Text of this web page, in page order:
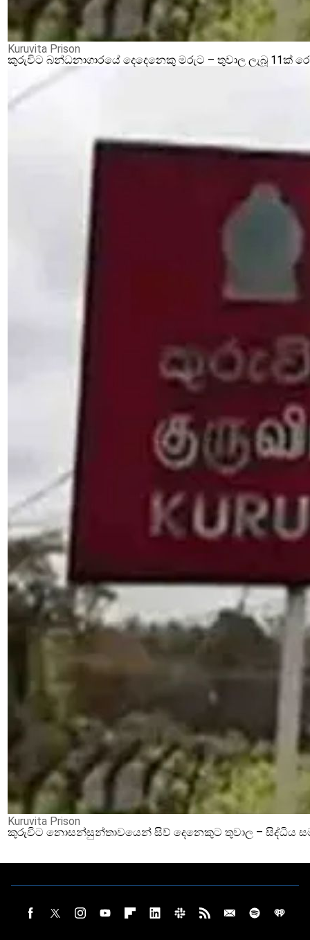
Kuruvita Prison
කුරුවිට බන්ධනාගාරයේ දෙදෙනෙකු මරුට – තුවාල ලැබූ 11ක්
Kuruvita Prison
කුරුවිට නොසන්සුන්තාවයෙන් සිව් දෙනෙකුට තුවාල – සිද්ධිය